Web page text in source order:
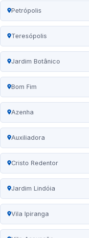
Petrópolis
Teresópolis
Jardim Botânico
Bom Fim
Azenha
Auxiliadora
Cristo Redentor
Jardim Lindóia
Vila Ipiranga